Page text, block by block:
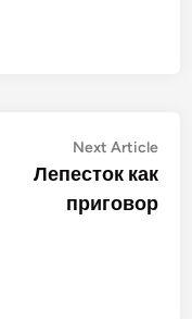
Next Article
Лепесток как
приговор